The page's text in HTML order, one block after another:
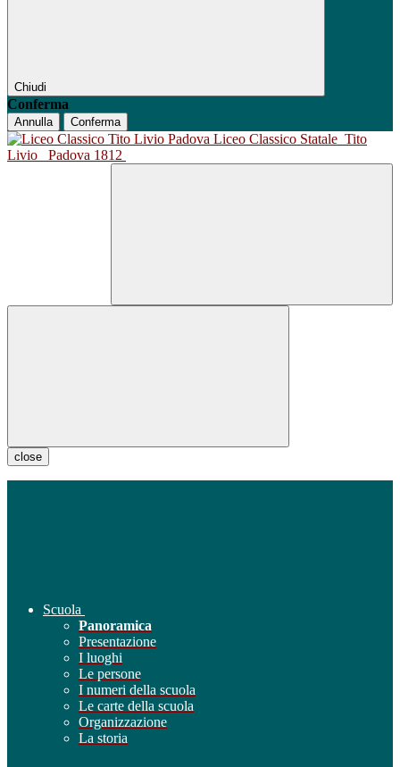
Chiudi
Conferma
Annulla Conferma
Liceo Classico Statale Tito
Livio
Padova 1812
close
Scuola
Panoramica
Presentazione
I luoghi
Le persone
I numeri della scuola
Le carte della scuola
Organizzazione
La storia